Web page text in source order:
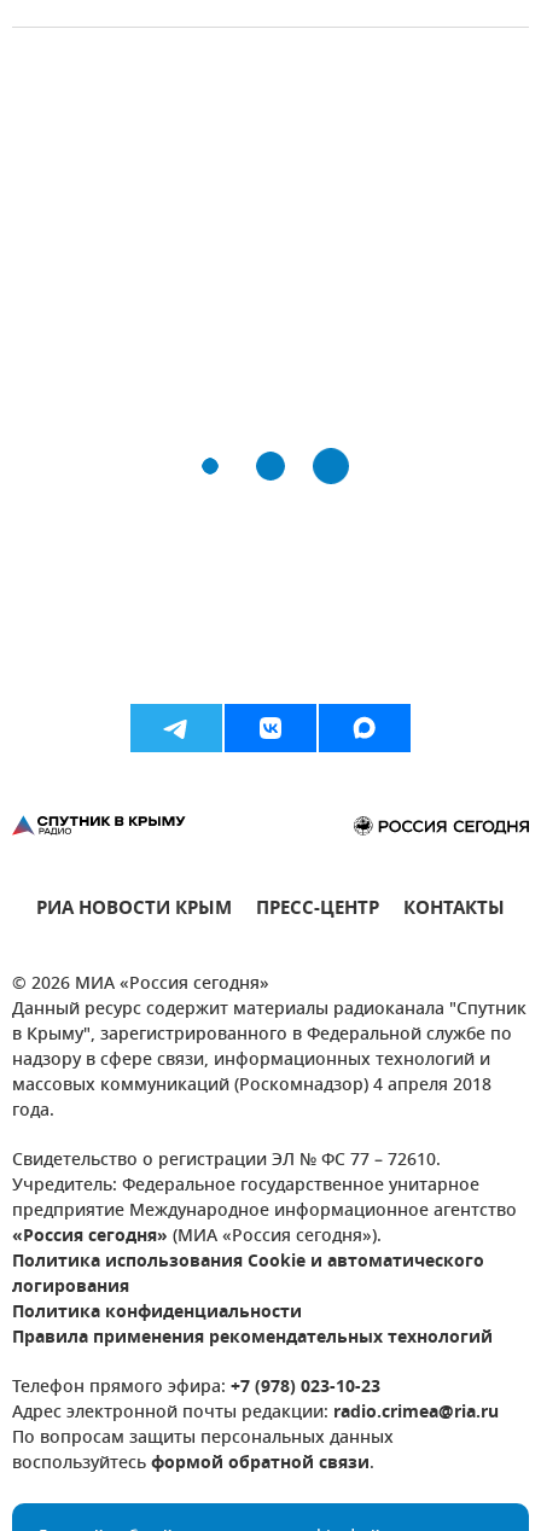
РИА НОВОСТИ КРЫМ ПРЕСС-ЦЕНТР КОНТАКТЫ
© 2026 МИА «Россия сегодня»
Данный ресурс содержит материалы радиоканала "Спутник
в Крыму", зарегистрированного в Федеральной службе по
надзору в сфере связи, информационных технологий и
массовых коммуникаций (Роскомнадзор) 4 апреля 2018
года.
Свидетельство о регистрации ЭЛ № ФС 77 – 72610.
Учредитель: Федеральное государственное унитарное
предприятие Международное информационное агентство
«Россия сегодня» (МИА «Россия сегодня»).
Политика использования Cookie и автоматического
логирования
Политика конфиденциальности
Правила применения рекомендательных технологий
Телефон прямого эфира: +7 (978) 023-10-23
Адрес электронной почты редакции: radio.crimea@ria.ru
По вопросам защиты персональных данных
воспользуйтесьформой обратной связи.